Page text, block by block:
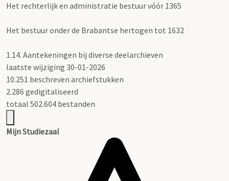
Het rechterlijk en administratie bestuur vóór 1365
Het bestuur onder de Brabantse hertogen tot 1632
1.14. Aantekeningen bij diverse deelarchieven
laatste wijziging 30-01-2026
10.251 beschreven archiefstukken
2.286 gedigitaliseerd
totaal 502.604 bestanden
Mijn Studiezaal